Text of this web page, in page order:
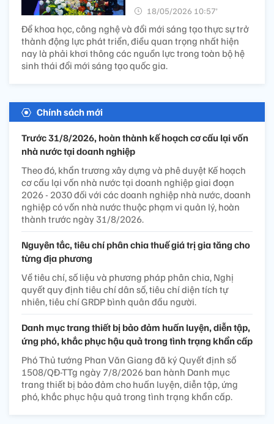
18/05/2026 10:57’
Để khoa học, công nghệ và đổi mới sáng tạo thực sự trở
thành động lực phát triển, điều quan trọng nhất hiện
nay là phải khơi thông các nguồn lực trong toàn bộ hệ
sinh thái đổi mới sáng tạo quốc gia.
Chính sách mới
Trước 31/8/2026, hoàn thành kế hoạch cơ cấu lại vốn
nhà nước tại doanh nghiệp
Theo đó, khẩn trương xây dựng và phê duyệt Kế hoạch
cơ cấu lại vốn nhà nước tại doanh nghiệp giai đoạn
2026 - 2030 đối với các doanh nghiệp nhà nước, doanh
nghiệp có vốn nhà nước thuộc phạm vi quản lý, hoàn
thành trước ngày 31/8/2026.
Nguyên tắc, tiêu chí phân chia thuế giá trị gia tăng cho
từng địa phương
Về tiêu chí, số liệu và phương pháp phân chia, Nghị
quyết quy định tiêu chí dân số, tiêu chí diện tích tự
nhiên, tiêu chí GRDP bình quân đầu người.
Danh mục trang thiết bị bảo đảm huấn luyện, diễn tập,
ứng phó, khắc phục hậu quả trong tình trạng khẩn cấp
Phó Thủ tướng Phan Văn Giang đã ký Quyết định số
1508/QĐ-TTg ngày 7/8/2026 ban hành Danh mục
trang thiết bị bảo đảm cho huấn luyện, diễn tập, ứng
phó, khắc phục hậu quả trong tình trạng khẩn cấp.